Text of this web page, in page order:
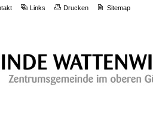
Links Drucken Sitemap